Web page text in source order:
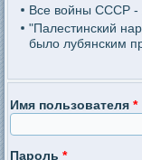
Все войны СССР -
"Палестинский
было лубянским
Имя пользователя*
Пароль*